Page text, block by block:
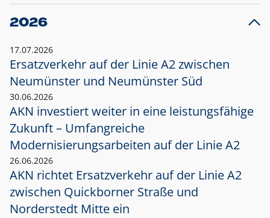
2026
17.07.2026
Ersatzverkehr auf der Linie A2 zwischen
Neumünster und Neumünster Süd
30.06.2026
AKN investiert weiter in eine leistungsfähige
Zukunft – Umfangreiche
Modernisierungsarbeiten auf der Linie A2
26.06.2026
AKN richtet Ersatzverkehr auf der Linie A2
zwischen Quickborner Straße und
Norderstedt Mitte ein